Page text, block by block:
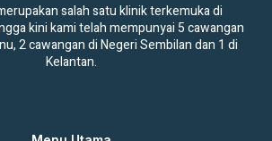
salah satu klinik terkemuka di
kini kami telah mempunyai 5 cawangan
2 cawangan di Negeri Sembilan dan 1 di
Kelantan.